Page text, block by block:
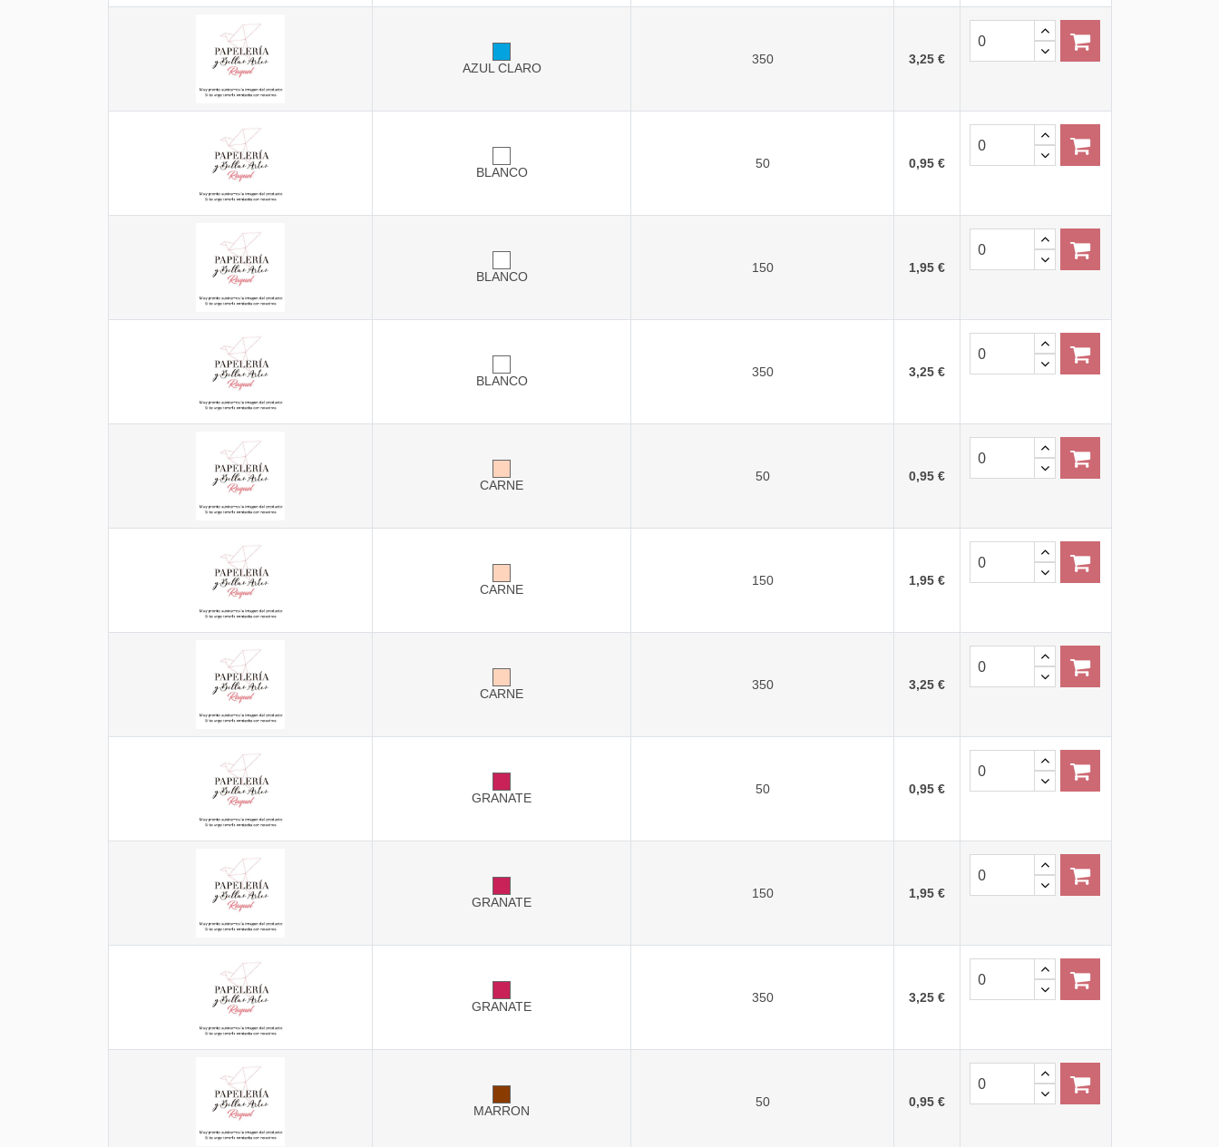
AZUL CLARO
350 3,25 €
BLANCO
50 0,95 €
BLANCO
150 1,95 €
BLANCO
350 3,25 €
CARNE
50 0,95 €
CARNE
150 1,95 €
CARNE
350 3,25 €
GRANATE
50 0,95 €
GRANATE
150 1,95 €
GRANATE
350 3,25 €
MARRON
50 0,95 €